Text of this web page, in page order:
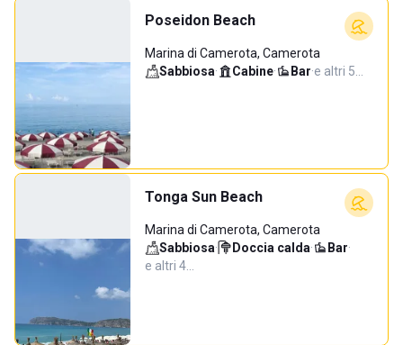
Poseidon Beach
Marina di Camerota, Camerota
Sabbiosa· Cabine· Bar·e altri 5…
Tonga Sun Beach
Marina di Camerota, Camerota
Sabbiosa· Doccia calda· Bar·
e altri 4…